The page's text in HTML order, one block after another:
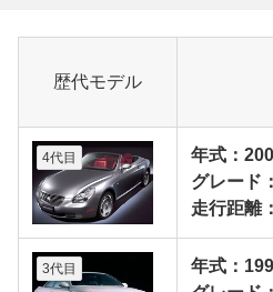
歴代モデル
4代目
年式：
グレード
走行距離
3代目
年式：